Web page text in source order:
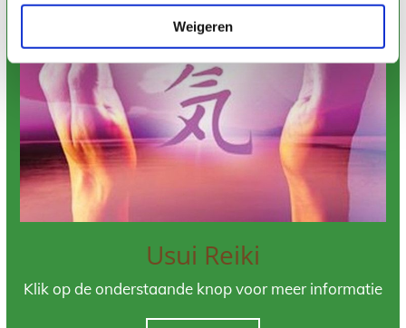
Weigeren
Usui Reiki
Klik op de onderstaande knop voor meer informatie